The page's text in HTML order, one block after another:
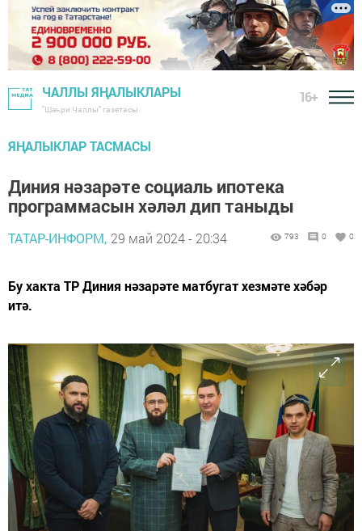
ЧАЛЛЫ ЯҢАЛЫКЛАРЫ
"Шәһри Чаллы" газетасы
16+
ЯҢАЛЫКЛАР ТАСМАСЫ
Диния нәзарәте социаль ипотека
программасын хәләл дип таныды
ТАТАР-ИНФОРМ, 29 май 2024 - 20:34 793 0 0
Бу хакта ТР Диния нәзарәте матбугат хезмәте хәбәр
итә.